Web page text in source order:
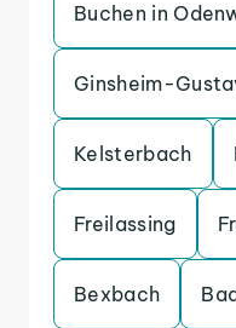
Buchen in
Ginsheim-
Kelsterbach
Freilassing
Bexbach